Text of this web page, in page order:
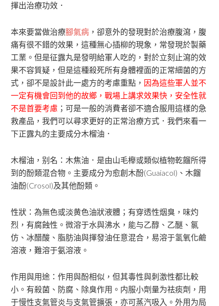
揮出治療功效．
本來要當做治療腳氣病 ，卻意外的發現對於治療腹瀉，腹
痛有很不錯的效果，這種無心插柳的現象，常發現於製藥
工業。但是征露丸是發明給軍人吃的，對於立刻止瀉的效
果不容質疑，但是這種殺死所有身體裡面的正常細菌的方
式，卻不是設計此一處方的考慮重點， 因為這些軍人並不
一定有機會回到他的故鄉，戰場上講求效果快，安全性就
不是首要考慮 ；可是一般的消費者卻不適合服用這樣的急
救產品，我們可以尋求更好的正常治療方式．我們來看一
下正露丸的主要成分木榴油．
木榴油，别名：木焦油．是由山毛櫸或類似植物乾餾所得
到的酚類混合物。主要成分为愈創木酚(Guaiacol)、木餾
油酚(Crosol)及其他酚類。
性狀：為無色或淡黄色油狀液體；有穿透性烟臭，味灼
烈，有腐蝕性。微溶于水與沸水，能与乙醇、乙醚、氯
仿、冰醋酸、脂肪油與揮發油任意混合，易溶于氢氧化鹼
溶液，難溶于氨溶液。
作用與用途：作用與酚相似，但其毒性與刺激性都比較
小。有殺菌、防腐、除臭作用。内服小劑量为祛痰劑，用
于慢性支氣管炎与支氣管擴張，亦可蒸汽吸入。外用为局